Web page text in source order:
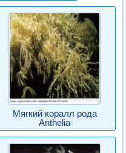
Мягкий коралл рода
Anthelia